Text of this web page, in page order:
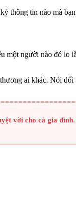
thông tin nào mà
một người nào đó lo
ai khác. Nói
vời cho cả gia